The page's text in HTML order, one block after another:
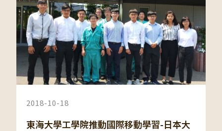
2018-10-18
東海大學工學院推動國際移動學習-日本大